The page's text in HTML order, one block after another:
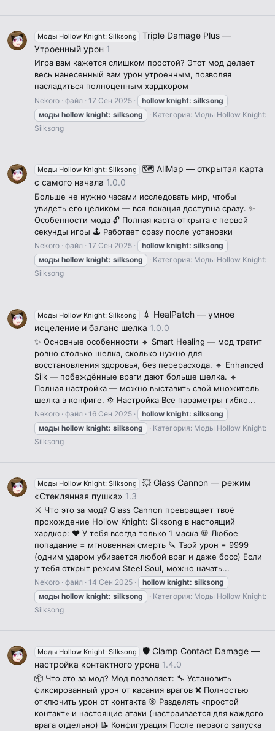
Моды Hollow Knight: Silksong
Triple Damage Plus —
Утроенный урон 1
Игра вам кажется слишком простой? Этот мод делает
весь нанесенный вам урон утроенным, позволяя
насладиться полноценным хардкором
Nekoro файл 17 Сен 2025 hollow knight: silksong
моды hollow knight: silksong Категория: Моды Hollow Knight:
Silksong
Моды Hollow Knight: Silksong
🗺️ AllMap — открытая карта
с самого начала 1.0.0
Больше не нужно часами исследовать мир, чтобы
увидеть его целиком — вся локация доступна сразу. ✨
Особенности мода 🔓 Полная карта открыта с первой
секунды игры 🕹️ Работает сразу после установки
Nekoro файл 17 Сен 2025 hollow knight: silksong
моды hollow knight: silksong Категория: Моды Hollow Knight:
Silksong
Моды Hollow Knight: Silksong
💉 HealPatch — умное
исцеление и баланс шелка 1.0.0
✨ Основные особенности 🔹 Smart Healing — мод тратит
ровно столько шелка, сколько нужно для
восстановления здоровья, без перерасхода. 🔹 Enhanced
Silk — побеждённые враги дают больше шелка. 🔹
Полная настройка — можно выставить свой множитель
шелка в конфиге. ⚙️ Настройка Все параметры гибко...
Nekoro файл 16 Сен 2025 hollow knight: silksong
моды hollow knight: silksong Категория: Моды Hollow Knight:
Silksong
Моды Hollow Knight: Silksong
💥 Glass Cannon — режим
«Стеклянная пушка» 1.3
⚔️ Что это за мод? Glass Cannon превращает твоё
прохождение Hollow Knight: Silksong в настоящий
хардкор: ❤️ У тебя всегда только 1 маска 💀 Любое
попадание = мгновенная смерть 🔪 Твой урон = 9999
(одним ударом убивается любой враг и даже босс) Если
у тебя открыт режим Steel Soul, можно начать...
Nekoro файл 14 Сен 2025 hollow knight: silksong
моды hollow knight: silksong Категория: Моды Hollow Knight:
Silksong
Моды Hollow Knight: Silksong
🛡️ Clamp Contact Damage —
настройка контактного урона 1.4.0
📦 Что это за мод? Мод позволяет: 🔧 Установить
фиксированный урон от касания врагов ❌ Полностью
отключить урон от контакта 🎯 Разделять «простой
контакт» и настоящие атаки (настраивается для каждого
врага отдельно) 📝 Конфигурация После первого запуска